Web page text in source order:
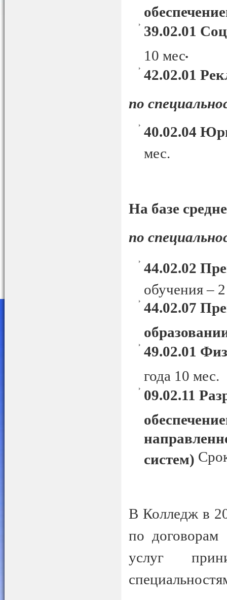
39.02.01
10 мес.
42.02.01
по
40.02.04
мес.
На базе
по
44.02.02
обучения –
44.02.07
49.02.01
года 10 мес.
09.02.11
систем)
В Колледж в
по договорам
услуг